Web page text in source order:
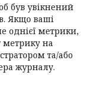
був увікнений
Якщо ваші
однієї метрики,
метрику на
та/або
журналу.